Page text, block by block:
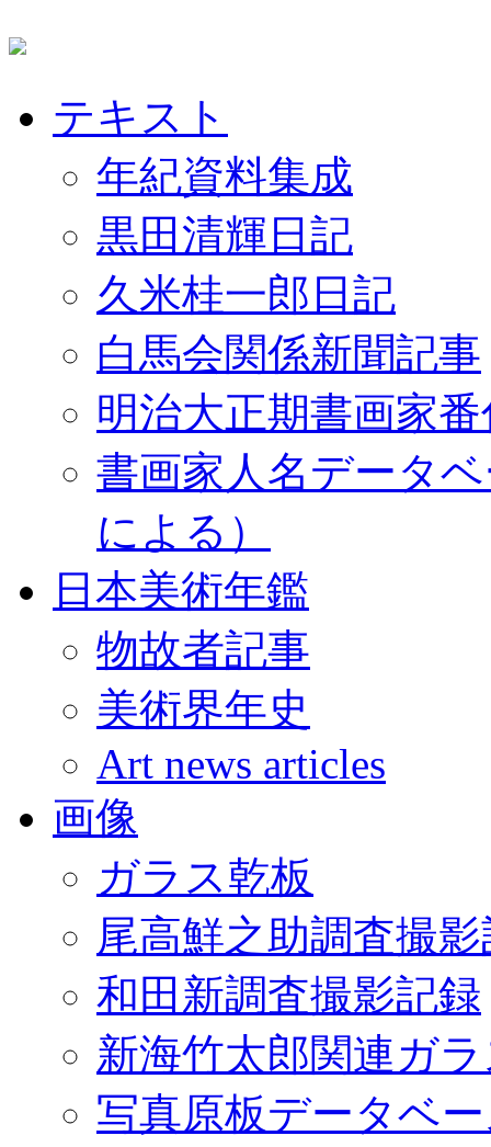
テキスト
年紀資料集成
黒田清輝日記
久米桂一郎日記
白馬会関係新聞記事
明治大正期書画家
書画家人名データ
による）
日本美術年鑑
物故者記事
美術界年史
Art news articles
画像
ガラス乾板
尾高鮮之助調査撮
和田新調査撮影記録
新海竹太郎関連ガ
写真原板データベ